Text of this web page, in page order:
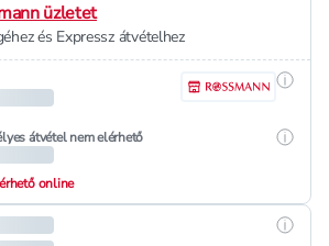
üzletet
és Expressz átvételhez
átvétel nem elérhető
online